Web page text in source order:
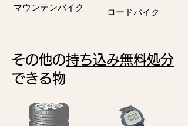
マウンテンバイク ロードバイク
その他の持ち込み無料処分
できる物